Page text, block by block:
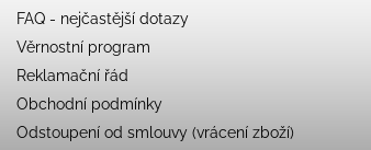
FAQ - nejčastější dotazy
Věrnostní program
Reklamační řád
Obchodní podmínky
Odstoupení od smlouvy (vrácení zboží)